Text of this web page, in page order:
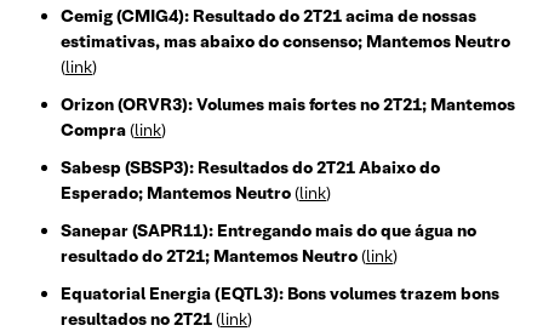
Cemig (CMIG4): Resultado do 2T21 acima de nossas
estimativas, mas abaixo do consenso; Mantemos Neutro
(link)
Orizon (ORVR3): Volumes mais fortes no 2T21; Mantemos
Compra(link)
Sabesp (SBSP3): Resultados do 2T21 Abaixo do
Esperado; Mantemos Neutro(link)
Sanepar (SAPR11): Entregando mais do que água no
resultado do 2T21; Mantemos Neutro(link)
Equatorial Energia (EQTL3): Bons volumes trazem bons
resultados no 2T21(link)